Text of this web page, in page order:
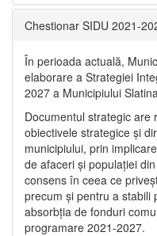
Chestionar SIDU 2021-
În perioada actuală,
elaborare a Strategiei
2027 a Municipiului
Documentul strategic are
obiectivele strategice și
municipiului, prin
de afaceri și populației
consens în ceea ce
precum și pentru a stabili
absorbția de fonduri
programare 2021-2027.